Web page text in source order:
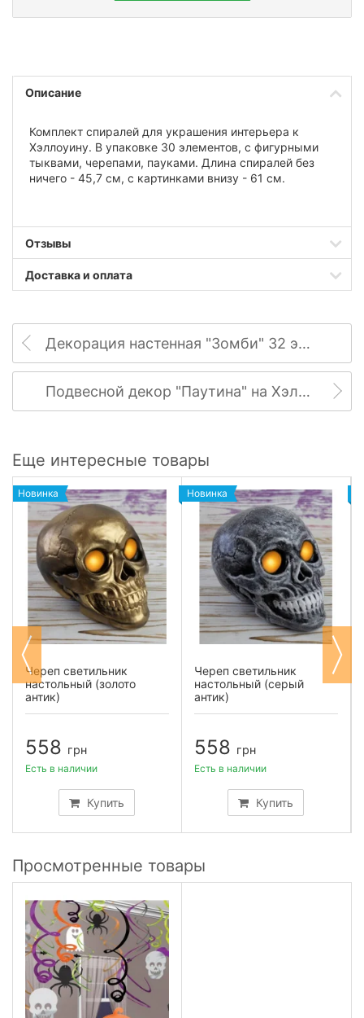
Описание
Комплект спиралей для украшения интерьера к
Хэллоуину. В упаковке 30 элементов, с фигурными
тыквами, черепами, пауками. Длина спиралей без
ничего - 45,7 см, с картинками внизу - 61 см.
Отзывы
Доставка и оплата
Декорация настенная "Зомби" 32 элемента
Подвесной декор "Паутина" на Хэллоуин 41см
Еще интересные товары
Новинка
Череп светильник
настольный (золото
антик)
558 грн
Купить
Есть в наличии
Новинка
Череп светильник
настольный (серый
антик)
558 грн
Купить
Есть в наличии
Просмотренные товары